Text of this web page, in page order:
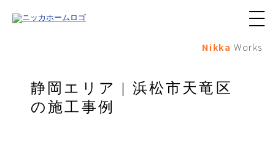
メ
ュ
Nikka Works
静岡エリア | 浜松市天竜区
の施工事例